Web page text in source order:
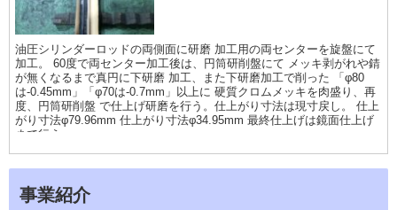
油圧シリンダーロッドの両側面に研磨 加工用の両センターを旋盤にて
加工。 60度で両センター加工後は、円筒研削盤にて メッキ剥がれや錆
が無くなるまで真円に下研磨 加工、また下研磨加工で削った 「φ80
は-0.45mm」「φ70は-0.7mm」以上に 硬質クロムメッキを肉盛り、再
度、円筒研削盤 で仕上げ研磨を行う。仕上がり寸法は現寸戻し。 仕上
がり寸法φ79.96mm 仕上がり寸法φ34.95mm 最終仕上げは鏡面仕上げ
まで行う
事業紹介